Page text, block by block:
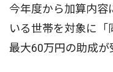
今年度から加算内容
いる世帯を対象に「
最大60万円の助成が